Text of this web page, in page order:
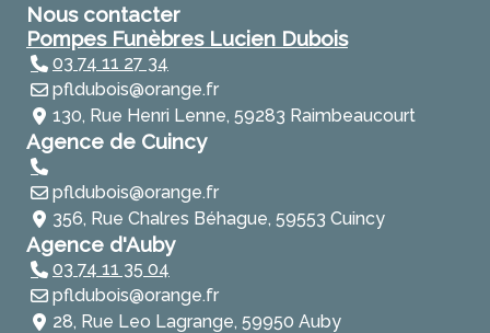
Nous contacter
Pompes Funèbres Lucien Dubois
03 74 11 27 34
pfldubois@orange.fr
130, Rue Henri Lenne, 59283 Raimbeaucourt
Agence de Cuincy
pfldubois@orange.fr
356, Rue Chalres Béhague, 59553 Cuincy
Agence d'Auby
03 74 11 35 04
pfldubois@orange.fr
28, Rue Leo Lagrange, 59950 Auby